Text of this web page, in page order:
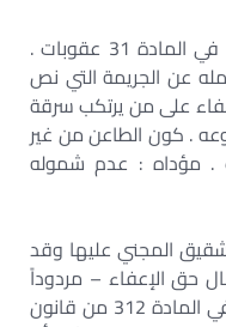
الإعفاء من العقاب المنصوص عليه في المادة 31 عقوبات .
عن الجريمة التي نص
على من يرتكب سرقة
. كون الطاعن من غير
المادة 312 عقوبات . مؤداه : عدم شموله
شقيق المجني عليها وقد
حق الإعفاء – مردوداً
عليه – بأن الإعفاء المنصوص عليه في المادة 312 من قانون